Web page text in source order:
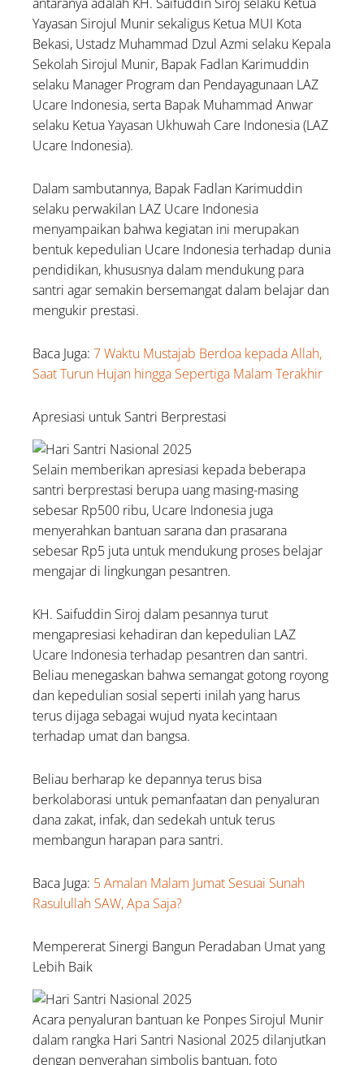
Yayasan Sirojul Munir sekaligus Ketua MUI Kota
Bekasi, Ustadz Muhammad Dzul Azmi selaku Kepala
Sekolah Sirojul Munir, Bapak Fadlan Karimuddin
selaku Manager Program dan Pendayagunaan LAZ
Ucare Indonesia, serta Bapak Muhammad Anwar
selaku Ketua Yayasan Ukhuwah Care Indonesia (LAZ
Ucare Indonesia).
Dalam sambutannya, Bapak Fadlan Karimuddin
selaku perwakilan LAZ Ucare Indonesia
menyampaikan bahwa kegiatan ini merupakan
bentuk kepedulian Ucare Indonesia terhadap dunia
pendidikan, khususnya dalam mendukung para
santri agar semakin bersemangat dalam belajar dan
mengukir prestasi.
Baca Juga:7 Waktu Mustajab Berdoa kepada Allah,
Saat Turun Hujan hingga Sepertiga Malam Terakhir
Apresiasi untuk Santri Berprestasi
Selain memberikan apresiasi kepada beberapa
santri berprestasi berupa uang masing-masing
sebesar Rp500 ribu, Ucare Indonesia juga
menyerahkan bantuan sarana dan prasarana
sebesar Rp5 juta untuk mendukung proses belajar
mengajar di lingkungan pesantren.
KH. Saifuddin Siroj dalam pesannya turut
mengapresiasi kehadiran dan kepedulian LAZ
Ucare Indonesia terhadap pesantren dan santri.
Beliau menegaskan bahwa semangat gotong royong
dan kepedulian sosial seperti inilah yang harus
terus dijaga sebagai wujud nyata kecintaan
terhadap umat dan bangsa.
Beliau berharap ke depannya terus bisa
berkolaborasi untuk pemanfaatan dan penyaluran
dana zakat, infak, dan sedekah untuk terus
membangun harapan para santri.
Baca Juga: 5 Amalan Malam Jumat Sesuai Sunah
Rasulullah SAW, Apa Saja?
Mempererat Sinergi Bangun Peradaban Umat yang
Lebih Baik
Acara penyaluran bantuan ke Ponpes Sirojul Munir
dalam rangka Hari Santri Nasional 2025 dilanjutkan
dengan penyerahan simbolis bantuan, foto